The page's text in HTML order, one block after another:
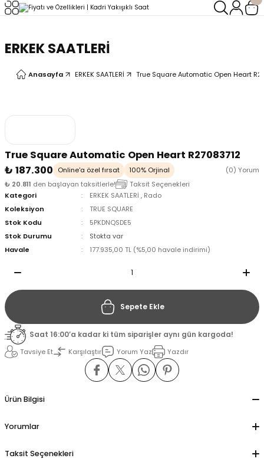
ERKEK SAATLERİ
Anasayfa ERKEK SAATLERİ True Square Automatic Open Heart
True Square Automatic Open Heart R27083712
₺ 187.300
Online'a özel fırsat 100% Orjinal
(0) Yorum
₺ 20.811 den başlayan taksitlerle!
Taksit Seçenekleri
Kategori
ERKEK SAATLERİ , Rado
Koleksiyon
TRUE SQUARE
Stok Kodu
5PKDNQSDE5
Stok Durumu
Stokta var
Havale
177.935,00 TL (%5,00 havale indirimi)
Sepete Ekle
Saat 16:00’a kadar ki tüm siparişler aynı gün kargoda!
Tavsiye Et
Karşılaştır Yorum Yaz Yazdır
Ürün Bilgisi
Yorumlar
Taksit Seçenekleri
Geri Dön
Geri Dön